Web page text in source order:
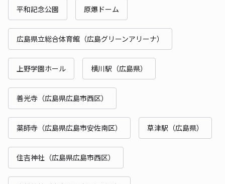
平和記念公園 原爆ドーム
広島県立総合体育館（広島グリーンアリーナ）
上野学園ホール 横川駅（広島県）
善光寺（広島県広島市西区）
薬師寺（広島県広島市安佐南区） 草津駅（広島県）
住吉神社（広島県広島市西区）